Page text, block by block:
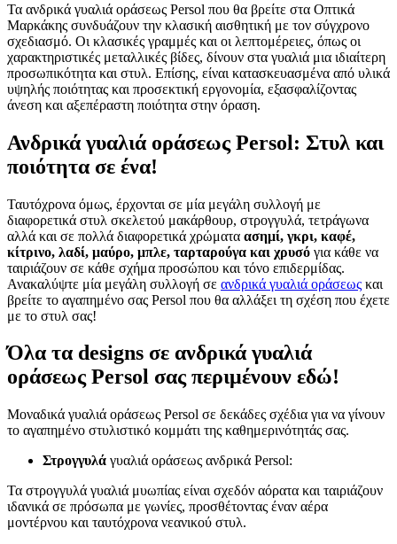
Τα ανδρικά γυαλιά οράσεως Persol που θα βρείτε στα Οπτικά
Μαρκάκης συνδυάζουν την κλασική αισθητική με τον σύγχρονο
σχεδιασμό. Οι κλασικές γραμμές και οι λεπτομέρειες, όπως οι
χαρακτηριστικές μεταλλικές βίδες, δίνουν στα γυαλιά μια ιδιαίτερη
προσωπικότητα και στυλ. Επίσης, είναι κατασκευασμένα από υλικά
υψηλής ποιότητας και προσεκτική εργονομία, εξασφαλίζοντας
άνεση και αξεπέραστη ποιότητα στην όραση.
Ανδρικά γυαλιά οράσεως Persol: Στυλ και
ποιότητα σε ένα!
Ταυτόχρονα όμως, έρχονται σε μία μεγάλη συλλογή με
διαφορετικά στυλ σκελετού μακάρθουρ, στρογγυλά, τετράγωνα
αλλά και σε πολλά διαφορετικά χρώματα ασημί, γκρι, καφέ,
κίτρινο, λαδί, μαύρο, μπλε, ταρταρούγα και χρυσό για κάθε να
ταιριάζουν σε κάθε σχήμα προσώπου και τόνο επιδερμίδας.
Ανακαλύψτε μία μεγάλη συλλογή σε ανδρικά γυαλιά οράσεως και
βρείτε το αγαπημένο σας Persol που θα αλλάξει τη σχέση που έχετε
με το στυλ σας!
Όλα τα designs σε ανδρικά γυαλιά
οράσεως Persol σας περιμένουν εδώ!
Μοναδικά γυαλιά οράσεως Persol σε δεκάδες σχέδια για να γίνουν
το αγαπημένο στυλιστικό κομμάτι της καθημερινότητάς σας.
Στρογγυλά γυαλιά οράσεως ανδρικά Persol:
Τα στρογγυλά γυαλιά μυωπίας είναι σχεδόν αόρατα και ταιριάζουν
ιδανικά σε πρόσωπα με γωνίες, προσθέτοντας έναν αέρα
μοντέρνου και ταυτόχρονα νεανικού στυλ.